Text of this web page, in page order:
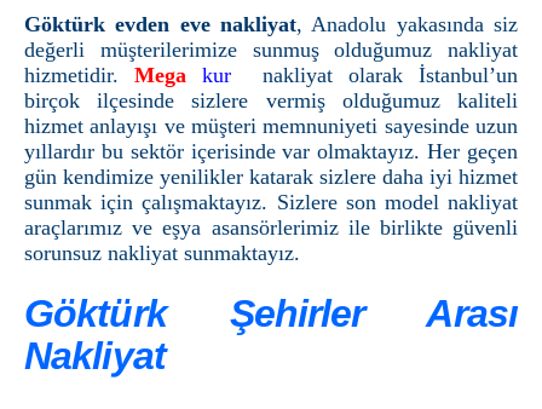
Göktürk evden eve nakliyat, Anadolu yakasında siz
değerli müşterilerimize sunmuş olduğumuz nakliyat
hizmetidir. Mega kur nakliyat olarak İstanbul’un
birçok ilçesinde sizlere vermiş olduğumuz kaliteli
hizmet anlayışı ve müşteri memnuniyeti sayesinde uzun
yıllardır bu sektör içerisinde var olmaktayız. Her geçen
gün kendimize yenilikler katarak sizlere daha iyi hizmet
sunmak için çalışmaktayız. Sizlere son model nakliyat
araçlarımız ve eşya asansörlerimiz ile birlikte güvenli
sorunsuz nakliyat sunmaktayız.
Göktürk Şehirler Arası
Nakliyat